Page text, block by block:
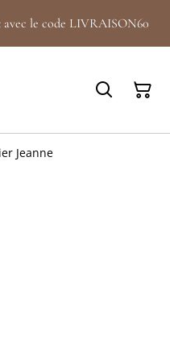
avec le code LIVRAISON60
Jeanne